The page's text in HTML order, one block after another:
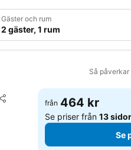
Gäster och rum
2 gäster, 1 rum
Så
Dela
Lägg till i Mina Favoriter
från 464 kr
Se priser från13 sidor
Se